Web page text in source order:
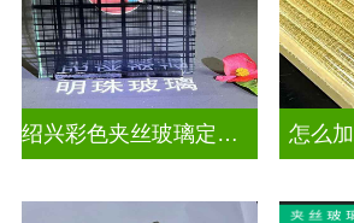
绍兴彩色夹丝玻璃定制价格 怎么